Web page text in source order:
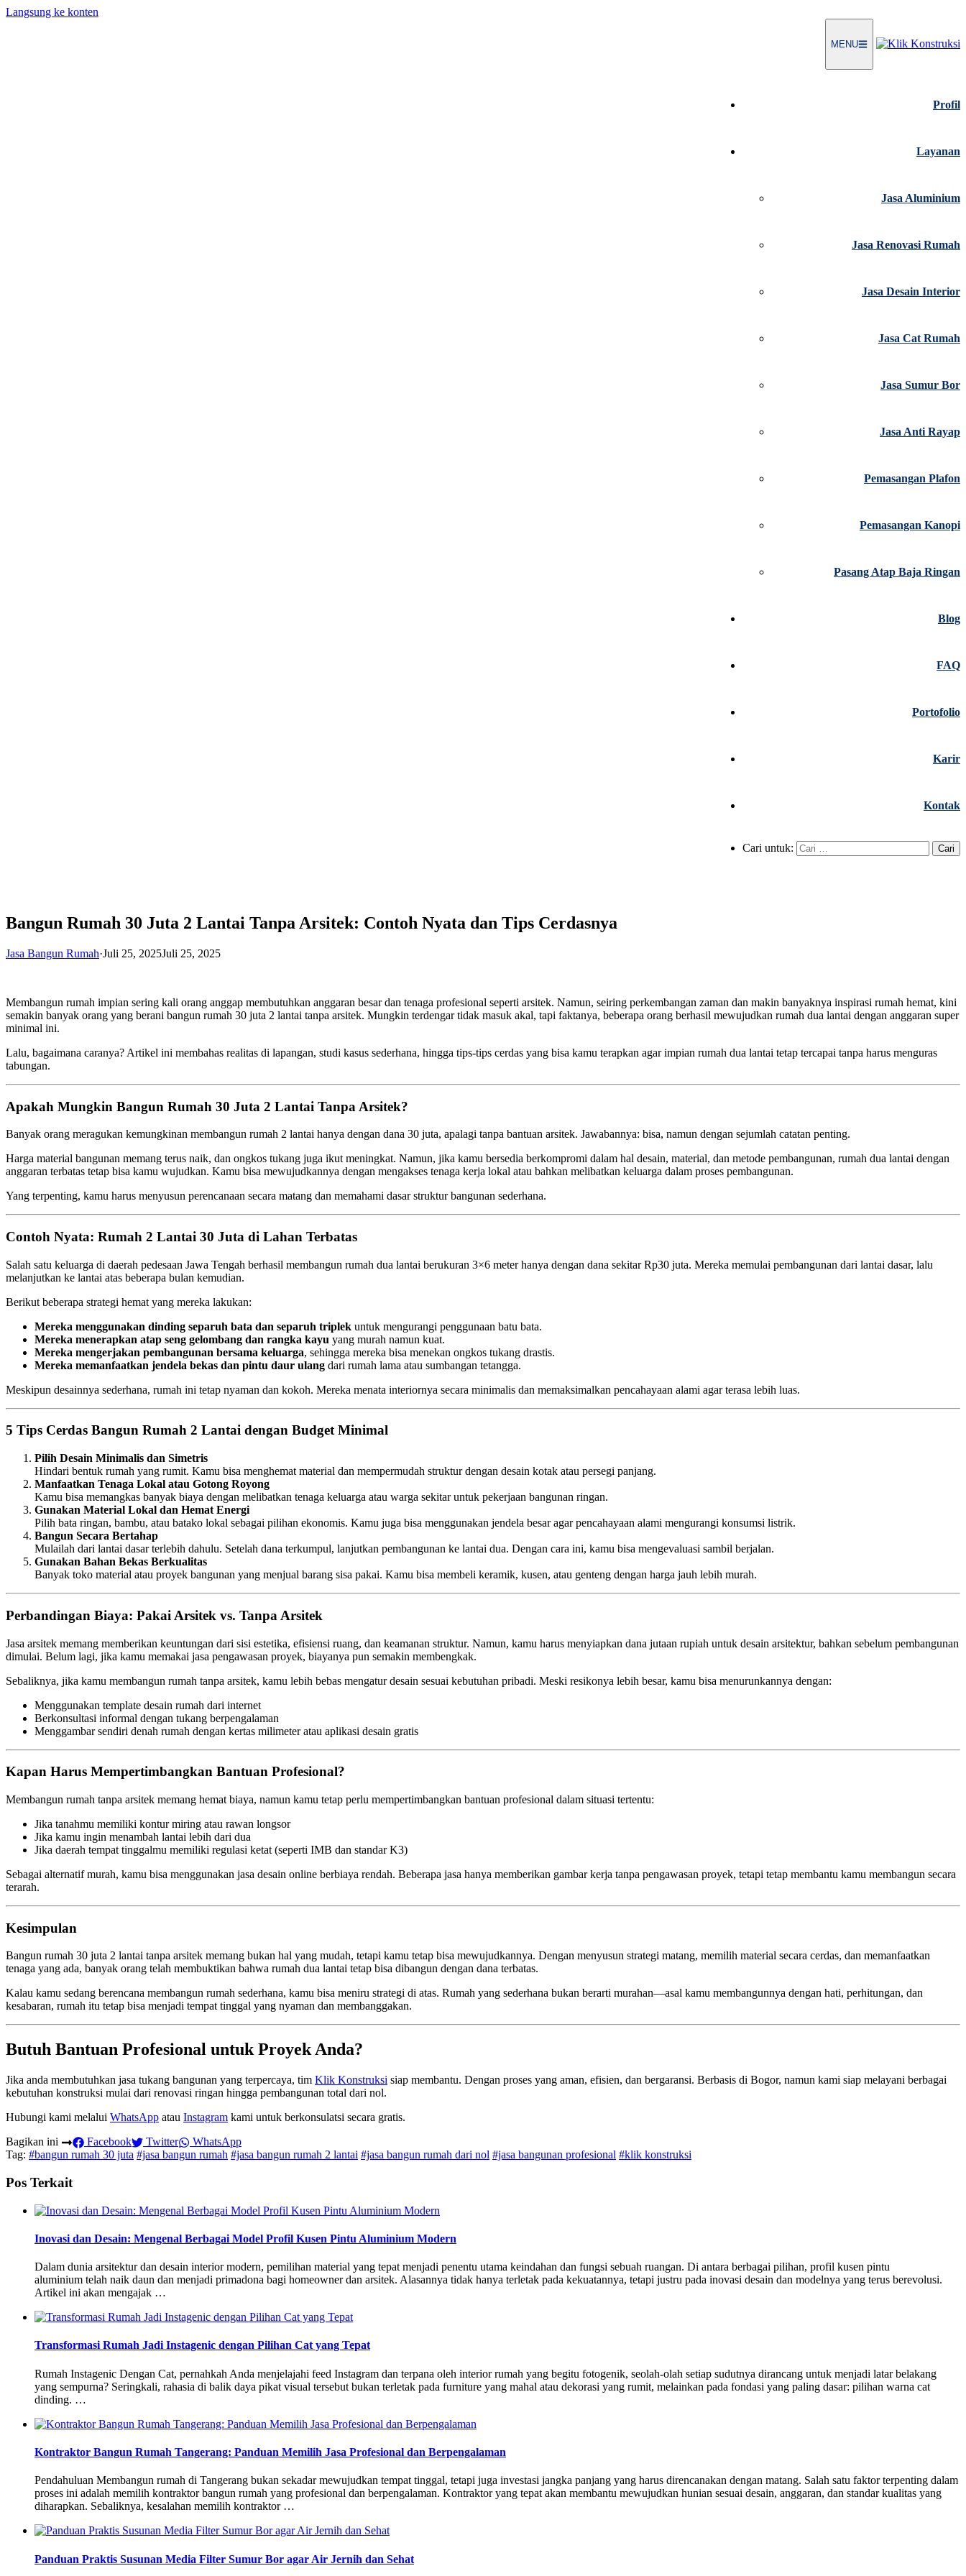
Langsung ke konten
MENU
Profil
Layanan
Jasa Aluminium
Jasa Renovasi Rumah
Jasa Desain Interior
Jasa Cat Rumah
Jasa Sumur Bor
Jasa Anti Rayap
Pemasangan Plafon
Pemasangan Kanopi
Pasang Atap Baja Ringan
Blog
FAQ
Portofolio
Karir
Kontak
Cari untuk:
Bangun Rumah 30 Juta 2 Lantai Tanpa Arsitek: Contoh Nyata dan Tips Cerdasnya
Jasa Bangun Rumah·Juli 25, 2025Juli 25, 2025
Membangun rumah impian sering kali orang anggap membutuhkan anggaran besar dan tenaga profesional seperti arsitek. Namun, seiring perkembangan zaman dan makin banyaknya inspirasi rumah hemat, kini
semakin banyak orang yang berani bangun rumah 30 juta 2 lantai tanpa arsitek. Mungkin terdengar tidak masuk akal, tapi faktanya, beberapa orang berhasil mewujudkan rumah dua lantai dengan anggaran super
minimal ini.
Lalu, bagaimana caranya? Artikel ini membahas realitas di lapangan, studi kasus sederhana, hingga tips-tips cerdas yang bisa kamu terapkan agar impian rumah dua lantai tetap tercapai tanpa harus menguras
tabungan.
Apakah Mungkin Bangun Rumah 30 Juta 2 Lantai Tanpa Arsitek?
Banyak orang meragukan kemungkinan membangun rumah 2 lantai hanya dengan dana 30 juta, apalagi tanpa bantuan arsitek. Jawabannya: bisa, namun dengan sejumlah catatan penting.
Harga material bangunan memang terus naik, dan ongkos tukang juga ikut meningkat. Namun, jika kamu bersedia berkompromi dalam hal desain, material, dan metode pembangunan, rumah dua lantai dengan
anggaran terbatas tetap bisa kamu wujudkan. Kamu bisa mewujudkannya dengan mengakses tenaga kerja lokal atau bahkan melibatkan keluarga dalam proses pembangunan.
Yang terpenting, kamu harus menyusun perencanaan secara matang dan memahami dasar struktur bangunan sederhana.
Contoh Nyata: Rumah 2 Lantai 30 Juta di Lahan Terbatas
Salah satu keluarga di daerah pedesaan Jawa Tengah berhasil membangun rumah dua lantai berukuran 3×6 meter hanya dengan dana sekitar Rp30 juta. Mereka memulai pembangunan dari lantai dasar, lalu
melanjutkan ke lantai atas beberapa bulan kemudian.
Berikut beberapa strategi hemat yang mereka lakukan:
Mereka menggunakan dinding separuh bata dan separuh triplek untuk mengurangi penggunaan batu bata.
Mereka menerapkan atap seng gelombang dan rangka kayu yang murah namun kuat.
Mereka mengerjakan pembangunan bersama keluarga, sehingga mereka bisa menekan ongkos tukang drastis.
Mereka memanfaatkan jendela bekas dan pintu daur ulang dari rumah lama atau sumbangan tetangga.
Meskipun desainnya sederhana, rumah ini tetap nyaman dan kokoh. Mereka menata interiornya secara minimalis dan memaksimalkan pencahayaan alami agar terasa lebih luas.
5 Tips Cerdas Bangun Rumah 2 Lantai dengan Budget Minimal
Pilih Desain Minimalis dan Simetris
Hindari bentuk rumah yang rumit. Kamu bisa menghemat material dan mempermudah struktur dengan desain kotak atau persegi panjang.
Manfaatkan Tenaga Lokal atau Gotong Royong
Kamu bisa memangkas banyak biaya dengan melibatkan tenaga keluarga atau warga sekitar untuk pekerjaan bangunan ringan.
Gunakan Material Lokal dan Hemat Energi
Pilih bata ringan, bambu, atau batako lokal sebagai pilihan ekonomis. Kamu juga bisa menggunakan jendela besar agar pencahayaan alami mengurangi konsumsi listrik.
Bangun Secara Bertahap
Mulailah dari lantai dasar terlebih dahulu. Setelah dana terkumpul, lanjutkan pembangunan ke lantai dua. Dengan cara ini, kamu bisa mengevaluasi sambil berjalan.
Gunakan Bahan Bekas Berkualitas
Banyak toko material atau proyek bangunan yang menjual barang sisa pakai. Kamu bisa membeli keramik, kusen, atau genteng dengan harga jauh lebih murah.
Perbandingan Biaya: Pakai Arsitek vs. Tanpa Arsitek
Jasa arsitek memang memberikan keuntungan dari sisi estetika, efisiensi ruang, dan keamanan struktur. Namun, kamu harus menyiapkan dana jutaan rupiah untuk desain arsitektur, bahkan sebelum pembangunan
dimulai. Belum lagi, jika kamu memakai jasa pengawasan proyek, biayanya pun semakin membengkak.
Sebaliknya, jika kamu membangun rumah tanpa arsitek, kamu lebih bebas mengatur desain sesuai kebutuhan pribadi. Meski resikonya lebih besar, kamu bisa menurunkannya dengan:
Menggunakan template desain rumah dari internet
Berkonsultasi informal dengan tukang berpengalaman
Menggambar sendiri denah rumah dengan kertas milimeter atau aplikasi desain gratis
Kapan Harus Mempertimbangkan Bantuan Profesional?
Membangun rumah tanpa arsitek memang hemat biaya, namun kamu tetap perlu mempertimbangkan bantuan profesional dalam situasi tertentu:
Jika tanahmu memiliki kontur miring atau rawan longsor
Jika kamu ingin menambah lantai lebih dari dua
Jika daerah tempat tinggalmu memiliki regulasi ketat (seperti IMB dan standar K3)
Sebagai alternatif murah, kamu bisa menggunakan jasa desain online berbiaya rendah. Beberapa jasa hanya memberikan gambar kerja tanpa pengawasan proyek, tetapi tetap membantu kamu membangun secara
terarah.
Kesimpulan
Bangun rumah 30 juta 2 lantai tanpa arsitek memang bukan hal yang mudah, tetapi kamu tetap bisa mewujudkannya. Dengan menyusun strategi matang, memilih material secara cerdas, dan memanfaatkan
tenaga yang ada, banyak orang telah membuktikan bahwa rumah dua lantai tetap bisa dibangun dengan dana terbatas.
Kalau kamu sedang berencana membangun rumah sederhana, kamu bisa meniru strategi di atas. Rumah yang sederhana bukan berarti murahan—asal kamu membangunnya dengan hati, perhitungan, dan
kesabaran, rumah itu tetap bisa menjadi tempat tinggal yang nyaman dan membanggakan.
Butuh Bantuan Profesional untuk Proyek Anda?
Jika anda membutuhkan jasa tukang bangunan yang terpercaya, tim Klik Konstruksi siap membantu. Dengan proses yang aman, efisien, dan bergaransi. Berbasis di Bogor, namun kami siap melayani berbagai
kebutuhan konstruksi mulai dari renovasi ringan hingga pembangunan total dari nol.
Hubungi kami melalui WhatsApp atau Instagram kami untuk berkonsulatsi secara gratis.
Bagikan ini
Facebook Twitter
WhatsApp
Tag: #bangun rumah 30 juta #jasa bangun rumah #jasa bangun rumah 2 lantai #jasa bangun rumah dari nol #jasa bangunan profesional #klik konstruksi
Pos Terkait
Inovasi dan Desain: Mengenal Berbagai Model Profil Kusen Pintu Aluminium Modern
Dalam dunia arsitektur dan desain interior modern, pemilihan material yang tepat menjadi penentu utama keindahan dan fungsi sebuah ruangan. Di antara berbagai pilihan, profil kusen pintu
aluminium telah naik daun dan menjadi primadona bagi homeowner dan arsitek. Alasannya tidak hanya terletak pada kekuatannya, tetapi justru pada inovasi desain dan modelnya yang terus berevolusi.
Artikel ini akan mengajak …
Transformasi Rumah Jadi Instagenic dengan Pilihan Cat yang Tepat
Rumah Instagenic Dengan Cat, pernahkah Anda menjelajahi feed Instagram dan terpana oleh interior rumah yang begitu fotogenik, seolah-olah setiap sudutnya dirancang untuk menjadi latar belakang
yang sempurna? Seringkali, rahasia di balik daya pikat visual tersebut bukan terletak pada furniture yang mahal atau dekorasi yang rumit, melainkan pada fondasi yang paling dasar: pilihan warna cat
dinding. …
Kontraktor Bangun Rumah Tangerang: Panduan Memilih Jasa Profesional dan Berpengalaman
Pendahuluan Membangun rumah di Tangerang bukan sekadar mewujudkan tempat tinggal, tetapi juga investasi jangka panjang yang harus direncanakan dengan matang. Salah satu faktor terpenting dalam
proses ini adalah memilih kontraktor bangun rumah yang profesional dan berpengalaman. Kontraktor yang tepat akan membantu mewujudkan hunian sesuai desain, anggaran, dan standar kualitas yang
diharapkan. Sebaliknya, kesalahan memilih kontraktor …
Panduan Praktis Susunan Media Filter Sumur Bor agar Air Jernih dan Sehat